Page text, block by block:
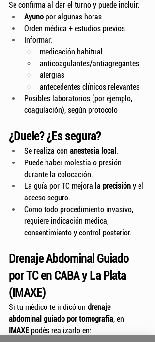
Se confirma al dar el turno y puede incluir:
Ayuno por algunas horas
Orden médica + estudios previos
Informar:
medicación habitual
anticoagulantes/antiagregantes
alergias
antecedentes clínicos relevantes
Posibles laboratorios (por ejemplo,
coagulación), según protocolo
¿Duele? ¿Es segura?
Se realiza con anestesia local .
Puede haber molestia o presión
durante la colocación.
La guía por TC mejora la precisión y el
acceso seguro.
Como todo procedimiento invasivo,
requiere indicación médica,
consentimiento y control posterior.
Drenaje Abdominal Guiado
por TC en CABA y La Plata
(IMAXE)
Si tu médico te indicó un drenaje
abdominal guiado por tomografía, en
IMAXE podés realizarlo en: